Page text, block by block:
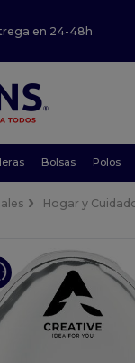
en 24-48h
Bolsas Polos
Hogar y